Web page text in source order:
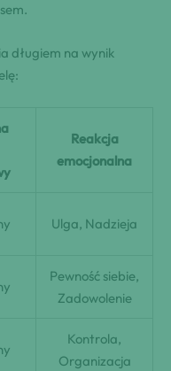
długiem na wynik
Reakcja
emocjonalna
Ulga, Nadzieja
Pewność siebie,
Zadowolenie
Kontrola,
Organizacja